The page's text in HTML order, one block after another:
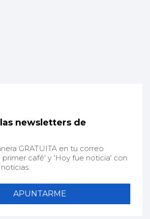
newsletters de
GRATUITA en tu correo
primer café' y 'Hoy fue noticia' con
APUNTARME